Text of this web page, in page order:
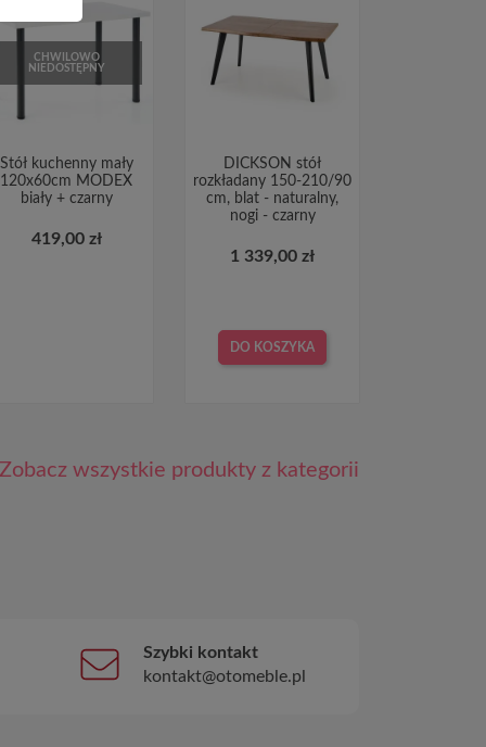
CHWILOWO
NIEDOSTĘPNY
Stół kuchenny mały
120x60cm MODEX
biały + czarny
419,00 zł
DICKSON stół
rozkładany 150-210/90
cm, blat - naturalny,
nogi - czarny
1 339,00 zł
DO KOSZYKA
Zobacz wszystkie produkty z kategorii
Szybki kontakt
kontakt@otomeble.pl